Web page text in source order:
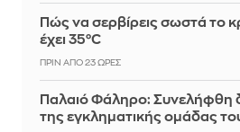
Πώς να σερβίρεις σωστά το
έχει 35°C
ΠΡΙΝ ΑΠΌ 23 ΏΡΕΣ
Παλαιό Φάληρο: Συνελήφθη
της εγκληματικής ομάδας